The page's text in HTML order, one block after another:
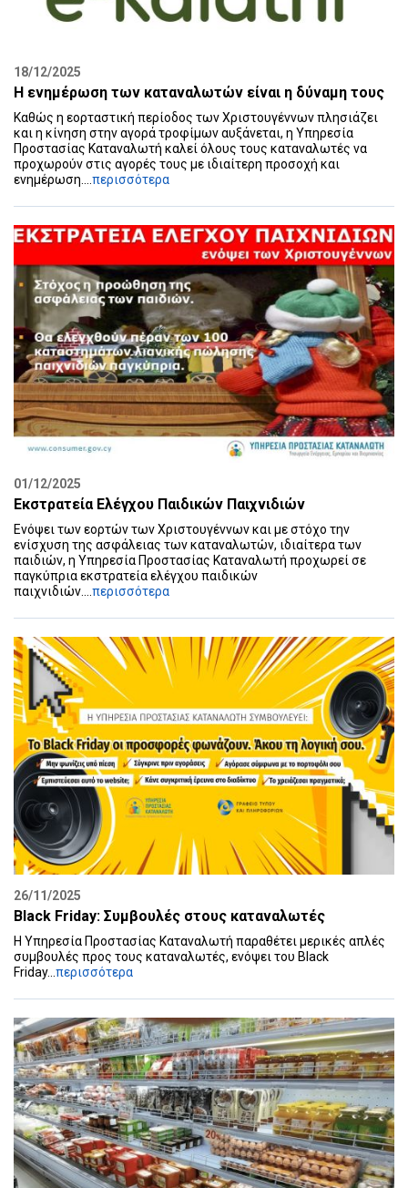
18/12/2025
Η ενημέρωση των καταναλωτών είναι η δύναμη τους
Καθώς η εορταστική περίοδος των Χριστουγέννων πλησιάζει
και η κίνηση στην αγορά τροφίμων αυξάνεται, η Υπηρεσία
Προστασίας Καταναλωτή καλεί όλους τους καταναλωτές να
προχωρούν στις αγορές τους με ιδιαίτερη προσοχή και
ενημέρωση.... περισσότερα
01/12/2025
Εκστρατεία Ελέγχου Παιδικών Παιχνιδιών
Ενόψει των εορτών των Χριστουγέννων και με στόχο την
ενίσχυση της ασφάλειας των καταναλωτών, ιδιαίτερα των
παιδιών, η Υπηρεσία Προστασίας Καταναλωτή προχωρεί σε
παγκύπρια εκστρατεία ελέγχου παιδικών
παιχνιδιών.... περισσότερα
26/11/2025
Black Friday: Συμβουλές στους καταναλωτές
Η Υπηρεσία Προστασίας Καταναλωτή παραθέτει μερικές απλές
συμβουλές προς τους καταναλωτές, ενόψει του Black
Friday...περισσότερα